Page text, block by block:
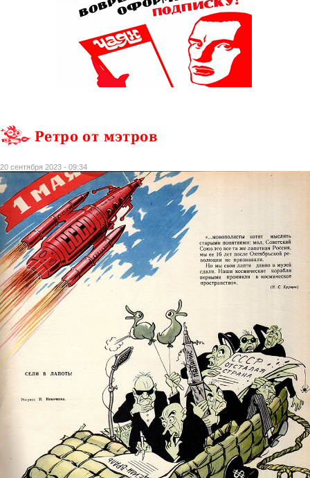
Ретро от мэтров
20 сентября 2023 - 09:34